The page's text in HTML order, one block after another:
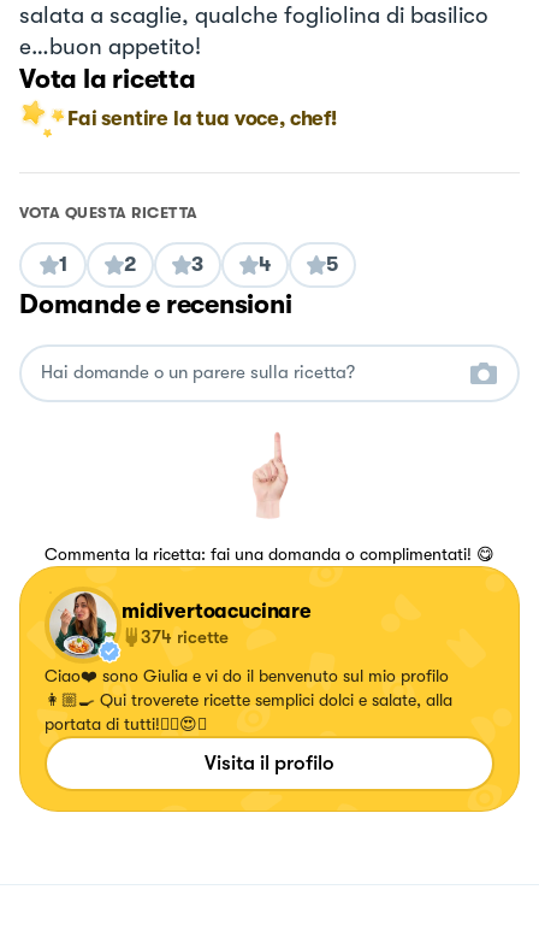
salata a scaglie, qualche fogliolina di basilico
e…buon appetito!
Vota la ricetta
Fai sentire la tua voce, chef!
VOTA QUESTA RICETTA
1 2 3 4 5
Domande e recensioni
Commenta la ricetta: fai una domanda o complimentati! 😋
midivertoacucinare
374 ricette
Ciao❤️ sono Giulia e vi do il benvenuto sul mio profilo
👩🏼‍🍳 Qui troverete ricette semplici dolci e salate, alla
portata di tutti!✌🏼😍🍝
Visita il profilo